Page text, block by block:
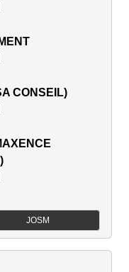
CONSEIL)
JOSM